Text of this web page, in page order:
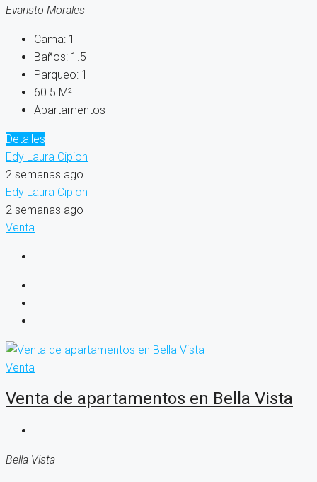
Evaristo Morales
Cama: 1
Baños: 1.5
Parqueo: 1
60.5 M²
Apartamentos
Detalles
Edy Laura Cipion
2 semanas ago
Edy Laura Cipion
2 semanas ago
Venta
Venta
Venta de apartamentos en Bella Vista
Bella Vista